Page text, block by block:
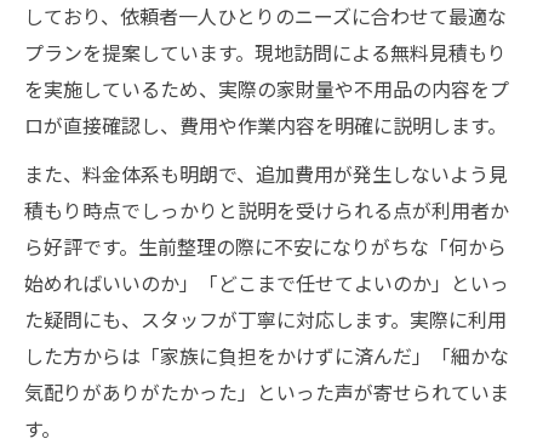
しており、依頼者一人ひとりのニーズに合わせて最適な
プランを提案しています。現地訪問による無料見積もり
を実施しているため、実際の家財量や不用品の内容をプ
ロが直接確認し、費用や作業内容を明確に説明します。
また、料金体系も明朗で、追加費用が発生しないよう見
積もり時点でしっかりと説明を受けられる点が利用者か
ら好評です。生前整理の際に不安になりがちな「何から
始めればいいのか」「どこまで任せてよいのか」といっ
た疑問にも、スタッフが丁寧に対応します。実際に利用
した方からは「家族に負担をかけずに済んだ」「細かな
気配りがありがたかった」といった声が寄せられていま
す。